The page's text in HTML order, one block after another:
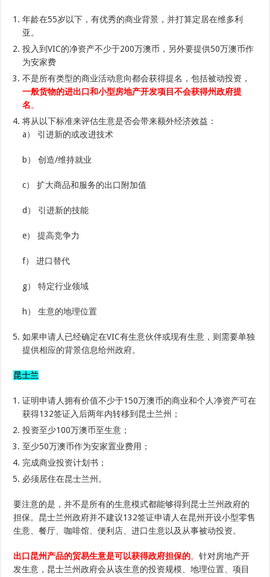
年龄在55岁以下，有优秀的商业背景，并打算定居在维多利
亚。
投入到VIC的净资产不少于200万澳币，另外要提供50万澳币作
为安家费
不是所有类型的商业活动意向都会获得提名，包括被动投资，
一般货物的进出口和小型房地产开发项目不会获得州政府提
名。
将从以下标准来评估生意是否会带来额外经济效益：
a） 引进新的或改进技术
b） 创造/维持就业
c） 扩大商品和服务的出口附加值
d） 引进新的技能
e） 提高竞争力
f） 进口替代
g） 特定行业领域
h） 生意的地理位置
如果申请人已经确定在VIC有生意伙伴或现有生意，则需要单独
提供相应的背景信息给州政府。
昆士兰
证明申请人拥有价值不少于150万澳币的商业和个人净资产可在
获得132签证入后两年内转移到昆士兰州；
投资至少100万澳币至生意；
至少50万澳币作为安家置业费用；
完成商业投资计划书；
必须居住在昆士兰州。
要注意的是，并不是所有的生意模式都能够得到昆士兰州政府的
担保。昆士兰州政府并不建议132签证申请人在昆州开设小型零售
生意、餐厅、咖啡馆、便利店、进口生意以及从事被动投资。
出口昆州产品的贸易生意是可以获得政府担保的。针对房地产开
发生意，昆士兰州政府会从该生意的投资规模、地理位置、项目